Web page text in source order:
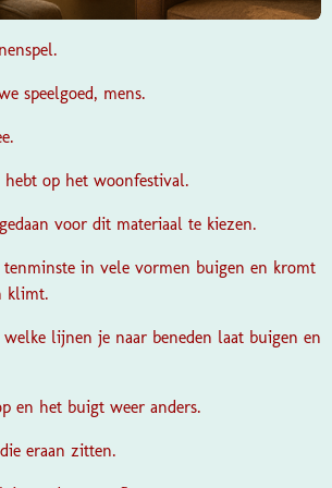
speelgoed, mens.
hebt op het woonfestival.
voor dit materiaal te kiezen.
in vele vormen buigen en kromt
klimt.
lijnen je naar beneden laat buigen en
en het buigt weer anders.
eraan zitten.